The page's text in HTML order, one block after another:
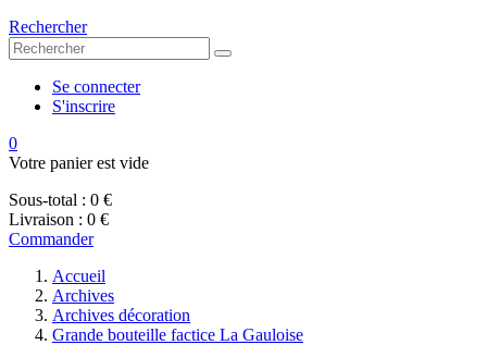
Rechercher
Se connecter
S'inscrire
0
Votre panier est vide
Sous-total : 0 €
Livraison : 0 €
Commander
Accueil
Archives
Archives décoration
Grande bouteille factice La Gauloise